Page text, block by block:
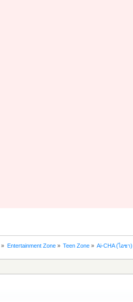
» Entertainment Zone» Teen Zone » Ai-CHA (ไอช